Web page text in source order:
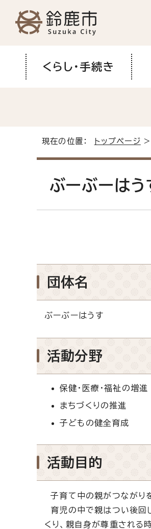
くらし・手続き
現在の位置： トップページ >
ぶーぶーはう
団体名
ぶーぶーはうす
活動分野
保健・医療・福祉の増進
まちづくりの推進
子どもの健全育成
活動目的
子育て中の親がつながり
育児の中で親はつい後回
くり、親自身が尊重される